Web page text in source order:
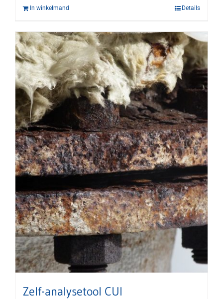
In winkelmand Details
Zelf-analysetool CUI